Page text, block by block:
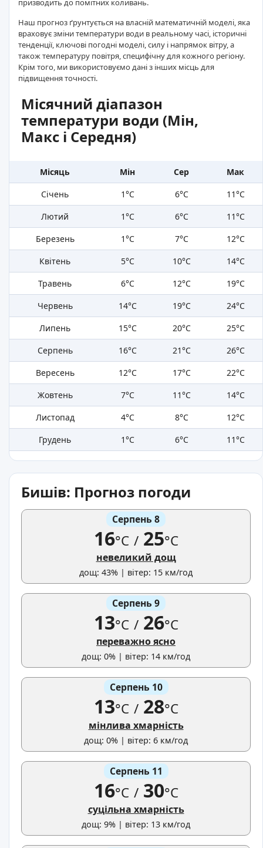
призводить до помітних коливань.
Наш прогноз ґрунтується на власній математичній моделі, яка
враховує зміни температури води в реальному часі, історичні
тенденції, ключові погодні моделі, силу і напрямок вітру, а
також температуру повітря, специфічну для кожного регіону.
Крім того, ми використовуємо дані з інших місць для
підвищення точності.
Місячний діапазон
температури води (Мін,
Макс і Середня)
Місяць Мін Сер
Мак
Січень
1°C 6°C
11°C
Лютий
1°C 6°C
11°C
Березень
1°C 7°C
12°C
Квітень
5°C 10°C
14°C
Травень
6°C 12°C
19°C
Червень
14°C 19°C
24°C
Липень
15°C 20°C
25°C
Серпень
16°C 21°C
26°C
Вересень
12°C 17°C
22°C
Жовтень
7°C 11°C
14°C
Листопад
4°C 8°C
12°C
Грудень
1°C 6°C 11°C
Бишів: Прогноз погоди
Серпень 8
16°C /25°C
невеликий дощ
дощ: 43% | вітер: 15 км/год
Серпень 9
13°C /26°C
переважно ясно
дощ: 0% | вітер: 14 км/год
Серпень 10
13°C /28°C
мінлива хмарність
дощ: 0% | вітер: 6 км/год
Серпень 11
16°C /30°C
суцільна хмарність
дощ: 9% | вітер: 13 км/год